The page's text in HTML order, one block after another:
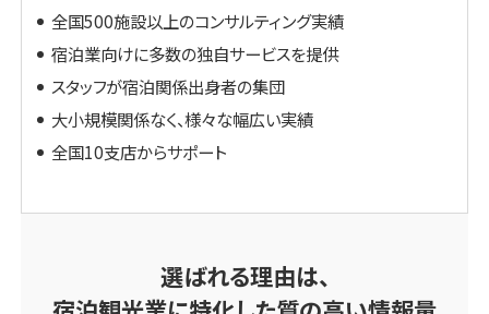
全国500施設以上のコンサルティング実績
宿泊業向けに多数の独自サービスを提供
スタッフが宿泊関係出身者の集団
大小規模関係なく、様々な幅広い実績
全国10支店からサポート
選ばれる理由は、